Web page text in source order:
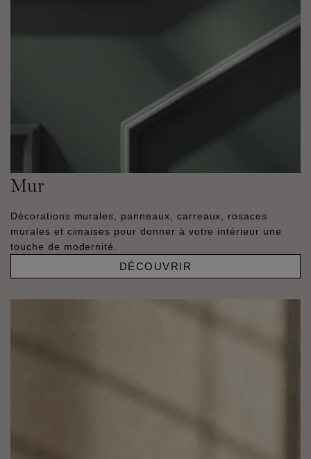
Mur
Décorations murales, panneaux, carreaux, rosaces
murales et cimaises pour donner à votre intérieur une
touche de modernité.
DÉCOUVRIR